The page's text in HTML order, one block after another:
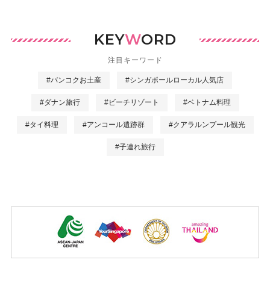
KEYWORD
注目キーワード
#バンコクお土産 #シンガポールローカル人気店
#ダナン旅行 #ビーチリゾート #ベトナム料理
#タイ料理 #アンコール遺跡群 #クアラルンプール観光
#子連れ旅行